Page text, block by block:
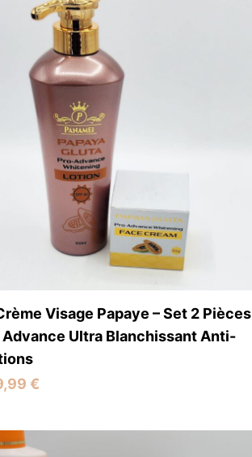
Visage Papaye – Set 2 Pièces
Advance Ultra Blanchissant Anti-
€.
€
is:
69,99 €.